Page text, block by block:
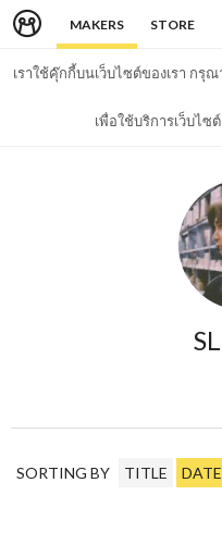
MAKERS STORE
เราใช้คุ๊กกี้บนเว็บไซต์ของเรา กรุ
เพื่อใช้บริการเว็บไซต์
SORTING BY TITLE DATE